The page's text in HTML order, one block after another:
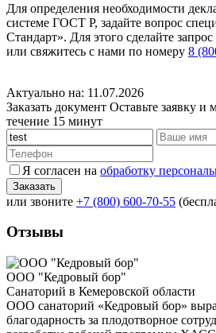
Для определения необходимости
системе ГОСТ Р, задайте вопрос
Стандарт». Для этого сделайте
или свяжитесь с нами по номеру 8
Актуально на: 11.07.2026
Заказать документ Оставьте заявку
течение 15 минут
Я согласен на обработку
или звоните +7 (800) 600-70-55
Отзывы
ООО "Кедровый бор"
Санаторий в Кемеровской области
ООО санаторий «Кедровый бор»
благодарность за плодотворное